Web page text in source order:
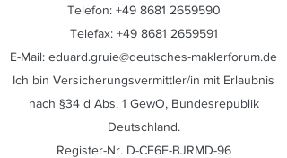
Telefon: +49 8681 2659590
Telefax: +49 8681 2659591
E-Mail: eduard.gruie@deutsches-maklerforum.de
Ich bin Versicherungsvermittler/in mit Erlaubnis
nach §34 d Abs. 1 GewO, Bundesrepublik
Deutschland.
Register-Nr. D-CF6E-BJRMD-96